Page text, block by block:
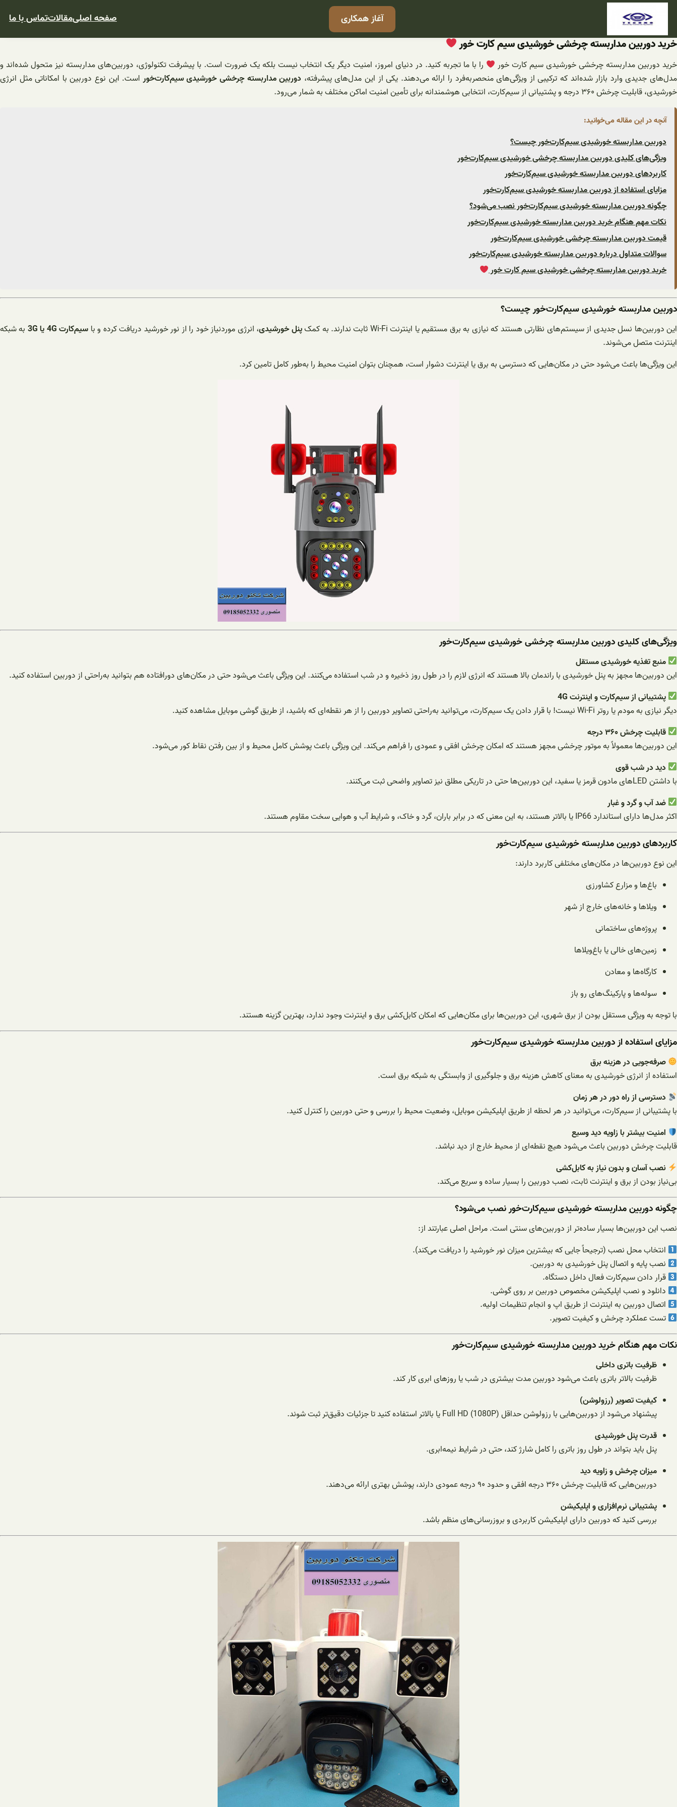
رفتن
آغاز همکاری صفحه اصلیمقالاتتماس با ما
خرید دوربین مداربسته چرخشی خورشیدی سیم کارت خور
خرید دوربین مداربسته چرخشی خورشیدی سیم کارت خور
را با ما تجربه کنید. در دنیای امروز، امنیت دیگر یک انتخاب نیست بلکه یک ضرورت است. با پیشرفت تکنولوژی، دوربین‌های مداربسته نیز متحول شده‌اند و
مدل‌های جدیدی وارد بازار شده‌اند که ترکیبی از ویژگی‌های منحصر‌به‌فرد را ارائه می‌دهند. یکی از این مدل‌های پیشرفته، دوربین مداربسته چرخشی خورشیدی سیم‌کارت‌خوراست. این نوع دوربین با امکاناتی مثل انرژی
خورشیدی، قابلیت چرخش ۳۶۰ درجه و پشتیبانی از سیم‌کارت، انتخابی هوشمندانه برای تأمین امنیت اماکن مختلف به شمار می‌رود.
آنچه در این مقاله می‌خوانید:
دوربین مداربسته خورشیدی سیم‌کارت‌خور چیست؟
ویژگی‌های کلیدی دوربین مداربسته چرخشی خورشیدی سیم‌کارت‌خور
کاربردهای دوربین مداربسته خورشیدی سیم‌کارت‌خور
مزایای استفاده از دوربین مداربسته خورشیدی سیم‌کارت‌خور
چگونه دوربین مداربسته خورشیدی سیم‌کارت‌خور نصب می‌شود؟
نکات مهم هنگام خرید دوربین مداربسته خورشیدی سیم‌کارت‌خور
قیمت دوربین مداربسته چرخشی خورشیدی سیم‌کارت‌خور
سوالات متداول درباره دوربین مداربسته خورشیدی سیم‌کارت‌خور
خرید دوربین مداربسته چرخشی خورشیدی سیم کارت خور
دوربین مداربسته خورشیدی سیم‌کارت‌خور چیست؟
این دوربین‌ها نسل جدیدی از سیستم‌های نظارتی هستند که نیازی به برق مستقیم یا اینترنت Wi-Fi ثابت ندارند. به کمک پنل خورشیدی، انرژی موردنیاز خود را از نور خورشید دریافت کرده و با سیم‌کارت 4G یا 3G
به شبکه
اینترنت متصل می‌شوند.
این ویژگی‌ها باعث می‌شود حتی در مکان‌هایی که دسترسی به برق یا اینترنت دشوار است، همچنان بتوان امنیت محیط را به‌طور کامل تامین کرد.
ویژگی‌های کلیدی دوربین مداربسته چرخشی خورشیدی سیم‌کارت‌خور
منبع تغذیه خورشیدی مستقل
این دوربین‌ها مجهز به پنل خورشیدی با راندمان بالا هستند که انرژی لازم را در طول روز ذخیره و در شب استفاده می‌کنند. این ویژگی باعث می‌شود حتی در مکان‌های دورافتاده هم بتوانید به‌راحتی از دوربین استفاده کنید.
پشتیبانی از سیم‌کارت و اینترنت 4G
دیگر نیازی به مودم یا روتر Wi-Fi نیست! با قرار دادن یک سیم‌کارت، می‌توانید به‌راحتی تصاویر دوربین را از هر نقطه‌ای که باشید، از طریق گوشی موبایل مشاهده کنید.
قابلیت چرخش ۳۶۰ درجه
این دوربین‌ها معمولاً به موتور چرخشی مجهز هستند که امکان چرخش افقی و عمودی را فراهم می‌کند. این ویژگی باعث پوشش کامل محیط و از بین رفتن نقاط کور می‌شود.
دید در شب قوی
با داشتن LEDهای مادون قرمز یا سفید، این دوربین‌ها حتی در تاریکی مطلق نیز تصاویر واضحی ثبت می‌کنند.
ضد آب و گرد و غبار
اکثر مدل‌ها دارای استاندارد IP66 یا بالاتر هستند، به این معنی که در برابر باران، گرد و خاک، و شرایط آب و هوایی سخت مقاوم هستند.
کاربردهای دوربین مداربسته خورشیدی سیم‌کارت‌خور
این نوع دوربین‌ها در مکان‌های مختلفی کاربرد دارند:
باغ‌ها و مزارع کشاورزی
ویلاها و خانه‌های خارج از شهر
پروژه‌های ساختمانی
زمین‌های خالی یا باغ‌ویلاها
کارگاه‌ها و معادن
سوله‌ها و پارکینگ‌های رو باز
با توجه به ویژگی مستقل بودن از برق شهری، این دوربین‌ها برای مکان‌هایی که امکان کابل‌کشی برق و اینترنت وجود ندارد، بهترین گزینه هستند.
مزایای استفاده از دوربین مداربسته خورشیدی سیم‌کارت‌خور
صرفه‌جویی در هزینه برق
استفاده از انرژی خورشیدی به معنای کاهش هزینه برق و جلوگیری از وابستگی به شبکه برق است.
دسترسی از راه دور در هر زمان
با پشتیبانی از سیم‌کارت، می‌توانید در هر لحظه از طریق اپلیکیشن موبایل، وضعیت محیط را بررسی و حتی دوربین را کنترل کنید.
امنیت بیشتر با زاویه دید وسیع
قابلیت چرخش دوربین باعث می‌شود هیچ نقطه‌ای از محیط خارج از دید نباشد.
نصب آسان و بدون نیاز به کابل‌کشی
بی‌نیاز بودن از برق و اینترنت ثابت، نصب دوربین را بسیار ساده و سریع می‌کند.
چگونه دوربین مداربسته خورشیدی سیم‌کارت‌خور نصب می‌شود؟
نصب این دوربین‌ها بسیار ساده‌تر از دوربین‌های سنتی است. مراحل اصلی عبارتند از:
انتخاب محل نصب (ترجیحاً جایی که بیشترین میزان نور خورشید را دریافت می‌کند).
نصب پایه و اتصال پنل خورشیدی به دوربین.
قرار دادن سیم‌کارت فعال داخل دستگاه.
دانلود و نصب اپلیکیشن مخصوص دوربین بر روی گوشی.
اتصال دوربین به اینترنت از طریق اپ و انجام تنظیمات اولیه.
تست عملکرد چرخش و کیفیت تصویر.
نکات مهم هنگام خرید دوربین مداربسته خورشیدی سیم‌کارت‌خور
ظرفیت باتری داخلی
ظرفیت بالاتر باتری باعث می‌شود دوربین مدت بیشتری در شب یا روزهای ابری کار کند.
کیفیت تصویر (رزولوشن)
پیشنهاد می‌شود از دوربین‌هایی با رزولوشن حداقل Full HD (1080P) یا بالاتر استفاده کنید تا جزئیات دقیق‌تر ثبت شوند.
قدرت پنل خورشیدی
پنل باید بتواند در طول روز باتری را کامل شارژ کند، حتی در شرایط نیمه‌ابری.
میزان چرخش و زاویه دید
دوربین‌هایی که قابلیت چرخش ۳۶۰ درجه افقی و حدود ۹۰ درجه عمودی دارند، پوشش بهتری ارائه می‌دهند.
پشتیبانی نرم‌افزاری و اپلیکیشن
بررسی کنید که دوربین دارای اپلیکیشن کاربردی و بروزرسانی‌های منظم باشد.